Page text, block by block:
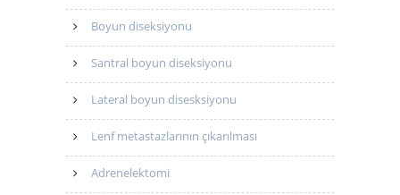
Boyun diseksiyonu
Santral boyun diseksiyonu
Lateral boyun disesksiyonu
Lenf metastazlarının çıkarılması
Adrenelektomi